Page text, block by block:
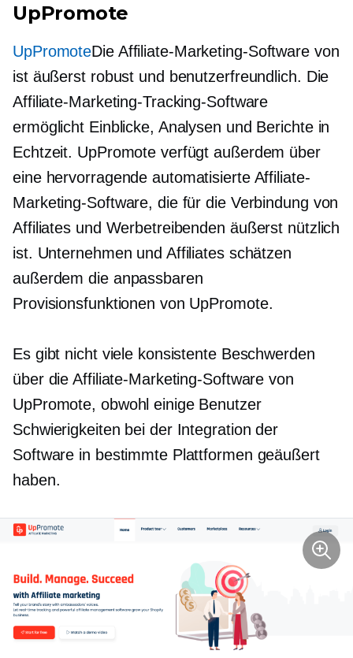
UpPromote
UpPromoteDie Affiliate-Marketing-Software von
ist äußerst robust und benutzerfreundlich. Die
Affiliate-Marketing-Tracking-Software
ermöglicht Einblicke, Analysen und Berichte in
Echtzeit. UpPromote verfügt außerdem über
eine hervorragende automatisierte Affiliate-
Marketing-Software, die für die Verbindung von
Affiliates und Werbetreibenden äußerst nützlich
ist. Unternehmen und Affiliates schätzen
außerdem die anpassbaren
Provisionsfunktionen von UpPromote.
Es gibt nicht viele konsistente Beschwerden
über die Affiliate-Marketing-Software von
UpPromote, obwohl einige Benutzer
Schwierigkeiten bei der Integration der
Software in bestimmte Plattformen geäußert
haben.